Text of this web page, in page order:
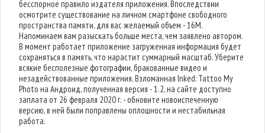
бесспорное правило издателя приложения. Впоследствии
осмотрите существование на личном смартфоне свободного
пространства памяти, для вас желаемый объем - 16M.
Напоминаем вам разыскать больше места, чем заявлено автором.
В момент работает приложение загруженная информация будет
сохраняться в память, что нарастит суммарный масштаб. Уберите
всякие бесполезные фотографии, бракованные видео и
незадействованные приложения. Взломанная Inked: Tattoo My
Photo на Андроид, полученная версия - 1.2, на сайте доступно
заплата от 26 февраля 2020 г. - обновите новоиспеченную
версию, в ней были поправлены оплошности и нестабильная
работа.